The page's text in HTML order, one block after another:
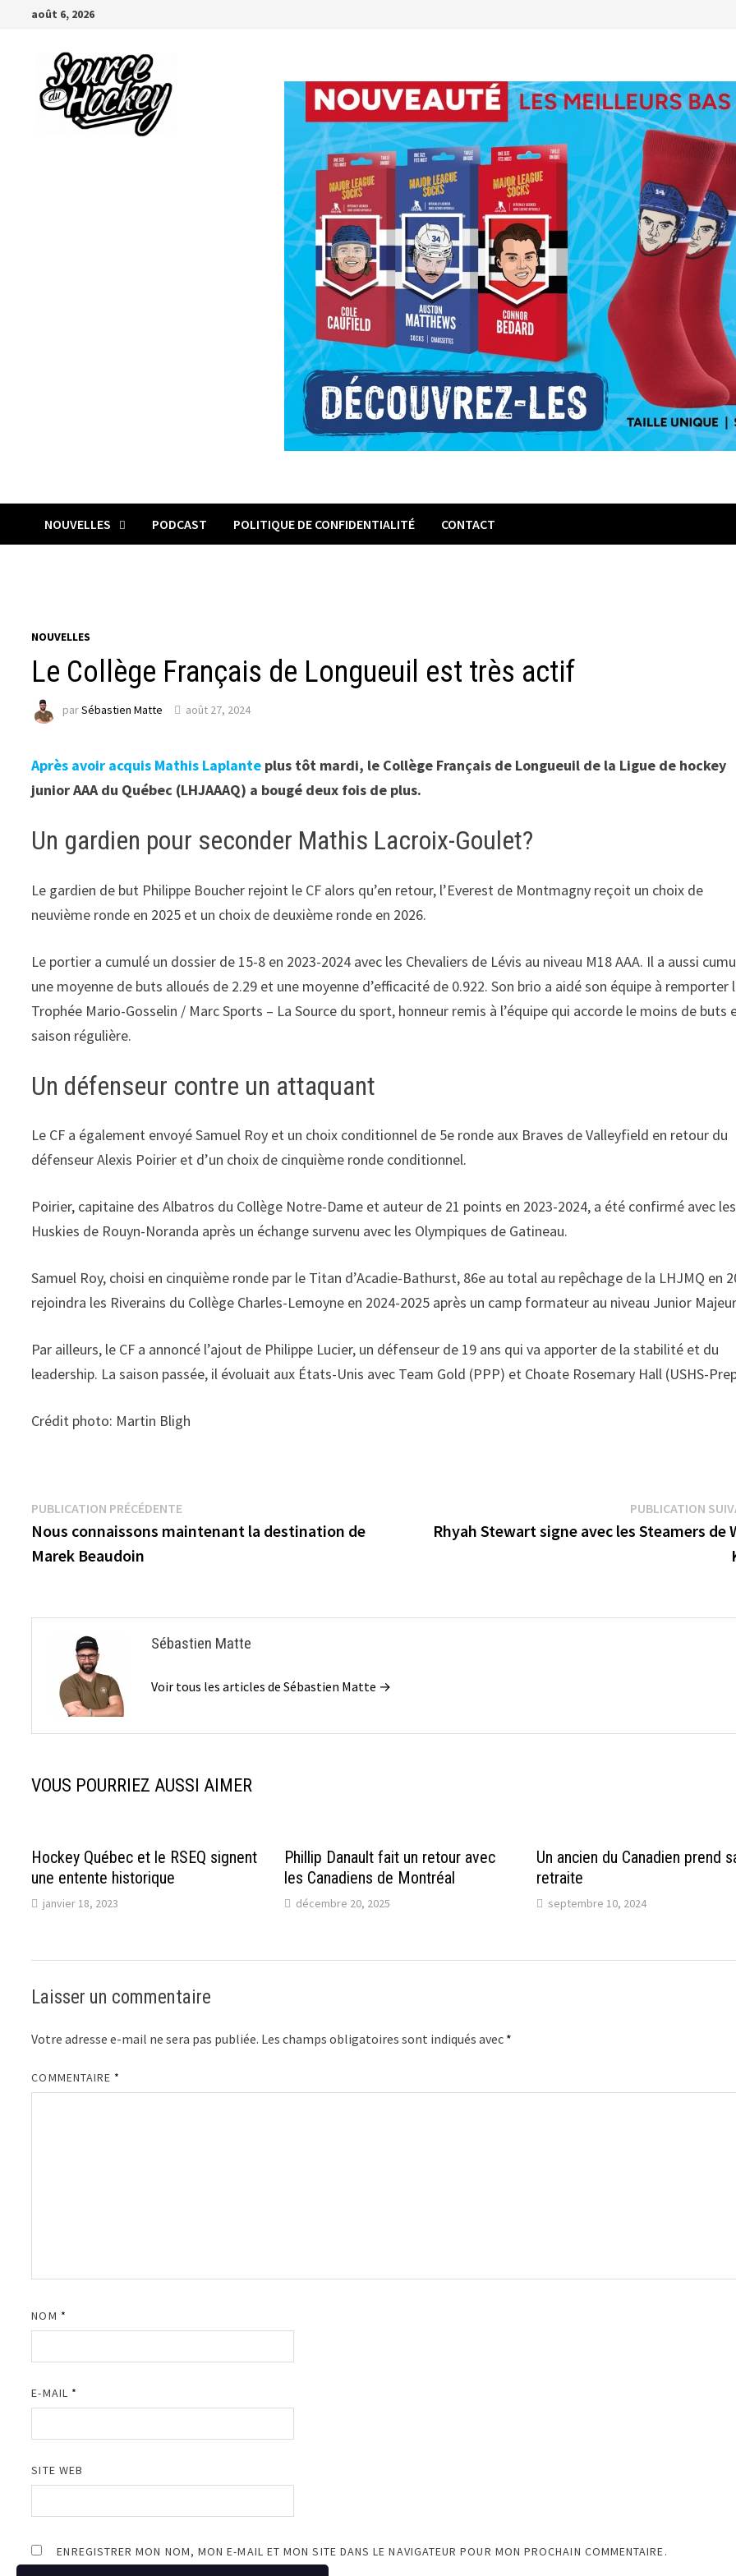
Passeraoût 6, 2026
NOUVELLES PODCAST POLITIQUE DE CONFIDENTIALITÉ CONTACT
NOUVELLES
Le Collège Français de Longueuil est très actif
parSébastien Matte août 27, 2024
Après avoir acquis Mathis Laplante plus tôt mardi, le Collège Français de Longueuil de la Ligue de hockey
junior AAA du Québec (LHJAAAQ) a bougé deux fois de plus.
Un gardien pour seconder Mathis Lacroix-Goulet?
Le gardien de but Philippe Boucher rejoint le CF alors qu’en retour, l’Everest de Montmagny reçoit un choix de
neuvième ronde en 2025 et un choix de deuxième ronde en 2026.
Le portier a cumulé un dossier de 15-8 en 2023-2024 avec les Chevaliers de Lévis au niveau M18 AAA. Il a aussi
une moyenne de buts alloués de 2.29 et une moyenne d’efficacité de 0.922. Son brio a aidé son équipe à remporter
Trophée Mario-Gosselin / Marc Sports – La Source du sport, honneur remis à l’équipe qui accorde le moins de buts
saison régulière.
Un défenseur contre un attaquant
Le CF a également envoyé Samuel Roy et un choix conditionnel de 5e ronde aux Braves de Valleyfield en retour du
défenseur Alexis Poirier et d’un choix de cinquième ronde conditionnel.
Poirier, capitaine des Albatros du Collège Notre-Dame et auteur de 21 points en 2023-2024, a été confirmé avec les
Huskies de Rouyn-Noranda après un échange survenu avec les Olympiques de Gatineau.
Samuel Roy, choisi en cinquième ronde par le Titan d’Acadie-Bathurst, 86e au total au repêchage de la LHJMQ en
rejoindra les Riverains du Collège Charles-Lemoyne en 2024-2025 après un camp formateur au niveau Junior
Par ailleurs, le CF a annoncé l’ajout de Philippe Lucier, un défenseur de 19 ans qui va apporter de la stabilité et du
leadership. La saison passée, il évoluait aux États-Unis avec Team Gold (PPP) et Choate Rosemary Hall (USHS-
Crédit photo: Martin Bligh
Navigation
de
PUBLICATION PRÉCÉDENTEPublication
précédente :
Nous connaissons maintenant la destination de
Marek Beaudoin
PUBLICATION
Rhyah Stewart signe avec les Steamers de
Sébastien Matte
Voir tous les articles de Sébastien Matte →
VOUS POURRIEZ AUSSI AIMER
Hockey Québec et le RSEQ signent
une entente historique
janvier 18, 2023
Phillip Danault fait un retour avec
les Canadiens de Montréal
décembre 20, 2025
Un ancien du Canadien prend
retraite
septembre 10, 2024
Laisser un commentaire
Votre adresse e-mail ne sera pas publiée. Les champs obligatoires sont indiqués avec *
COMMENTAIRE *
NOM *
E-MAIL *
SITE WEB
ENREGISTRER MON NOM, MON E-MAIL ET MON SITE DANS LE NAVIGATEUR POUR MON PROCHAIN COMMENTAIRE.